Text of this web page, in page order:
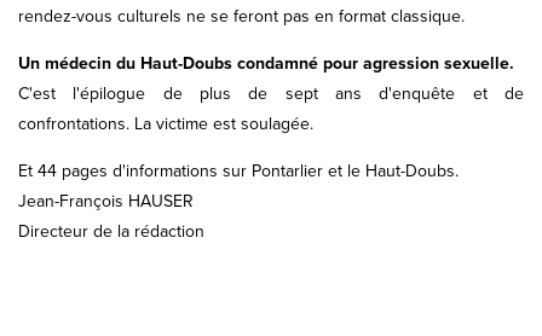
rendez-vous culturels ne se feront pas en format classique.
Un médecin du Haut-Doubs condamné pour agression sexuelle.
C'est l'épilogue de plus de sept ans d'enquête et de
confrontations. La victime est soulagée.
Et 44 pages d'informations sur Pontarlier et le Haut-Doubs.
Jean-François HAUSER
Directeur de la rédaction